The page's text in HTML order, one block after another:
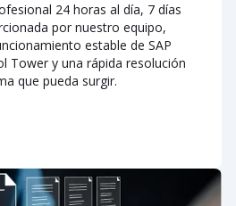
24 horas al día, 7 días
por nuestro equipo,
estable de SAP
Tower y una rápida resolución
que pueda surgir.